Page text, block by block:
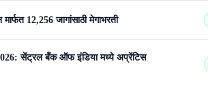
12,256 जागांसाठी मेगाभरती
सेंट्रल बँक ऑफ इंडिया मध्ये अप्रेंटिस